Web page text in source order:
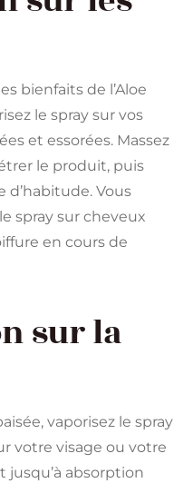
bienfaits de l’Aloe
le spray sur vos
et essorées. Massez
le produit, puis
d’habitude. Vous
spray sur cheveux
en cours de
sur la
vaporisez le spray
votre visage ou votre
jusqu’à absorption